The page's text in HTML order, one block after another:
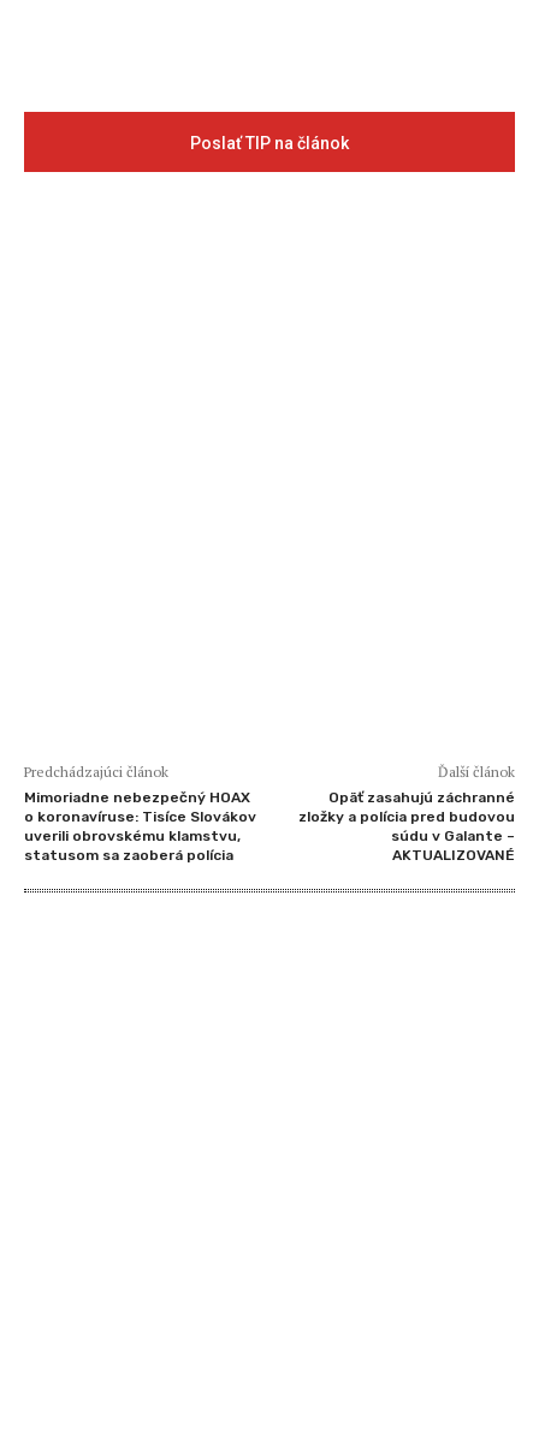
Poslať TIP na článok
Predchádzajúci článok
Mimoriadne nebezpečný HOAX
o koronavíruse: Tisíce Slovákov
uverili obrovskému klamstvu,
statusom sa zaoberá polícia
Ďalší článok
Opäť zasahujú záchranné
zložky a polícia pred budovou
súdu v Galante –
AKTUALIZOVANÉ